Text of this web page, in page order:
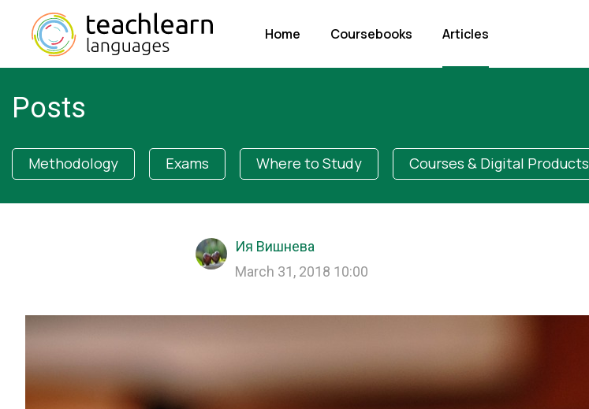
Home Coursebooks Articles
Posts
Methodology Exams Where to Study Courses & Digital Products
Ия Вишнева
March 31, 2018 10:00